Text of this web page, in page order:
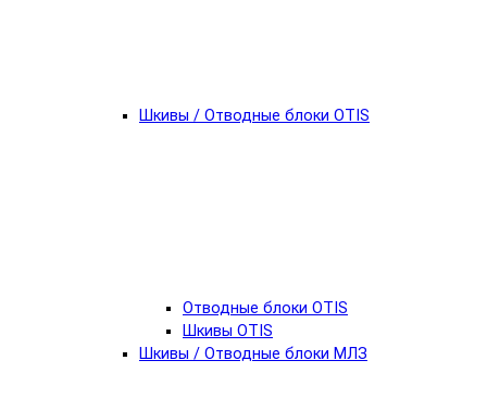
Шкивы / Отводные блоки OTIS
Отводные блоки OTIS
Шкивы OTIS
Шкивы / Отводные блоки МЛЗ